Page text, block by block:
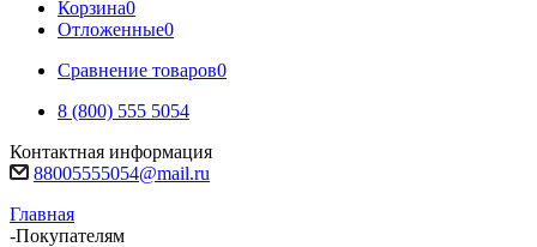
Корзина0
Отложенные0
Сравнение товаров0
8 (800) 555 5054
Контактная информация
88005555054@mail.ru
Главная
-Покупателям